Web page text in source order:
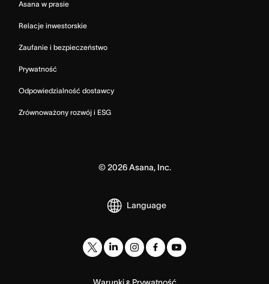
Asana w prasie
Relacje inwestorskie
Zaufanie i bezpieczeństwo
Prywatność
Odpowiedzialność dostawcy
Zrównoważony rozwój i ESG
© 2026Asana, Inc.
Language